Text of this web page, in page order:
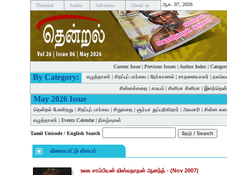
Thendral Audio Advertise About us ஆக. 07, 2026
Current Issue| Previous Issues| Author Index|
By Category: எழுத்தாளர் | சிறப்புப் பார்வை | நேர்காணல் | சாதனையாளர் |
சின்னக்கதை | சமயம் | சினிமா சினிமா |
May 2026 Issue
தென்றல் பேசுகிறது | சிறப்புப் பார்வை | சிறுகதை | சூர்யா துப்பறிகிறார் | அலமாரி | சின்ன
எழுத்தாளர் | Events Calendar| நிகழ்வுகள்
Tamil Unicode / English Search
விளையாட்டு விசயம்
உலக சாம்பியன் விஸ்வநாதன் ஆனந்த் - (Nov 2007)